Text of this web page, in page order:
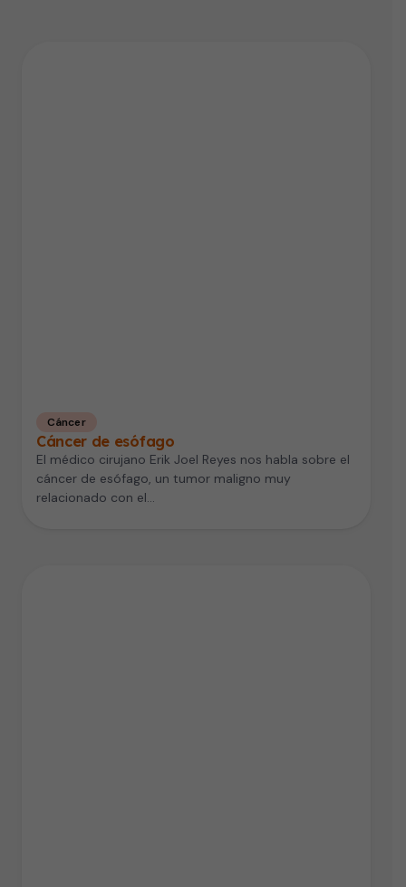
Cáncer
Cáncer de esófago
El médico cirujano Erik Joel Reyes nos habla sobre el
cáncer de esófago, un tumor maligno muy
relacionado con el…